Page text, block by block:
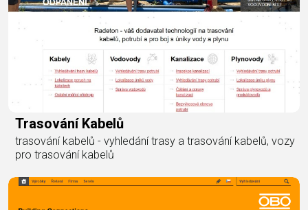
Trasování Kabelů
trasování kabelů - vyhledání trasy a trasování kabelů, vozy
pro trasování kabelů